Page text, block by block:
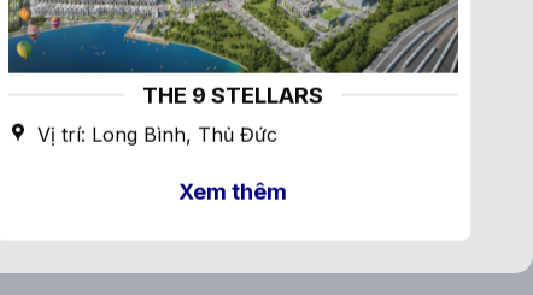
THE 9 STELLARS
Vị trí: Long Bình, Thủ Đức
Xem thêm